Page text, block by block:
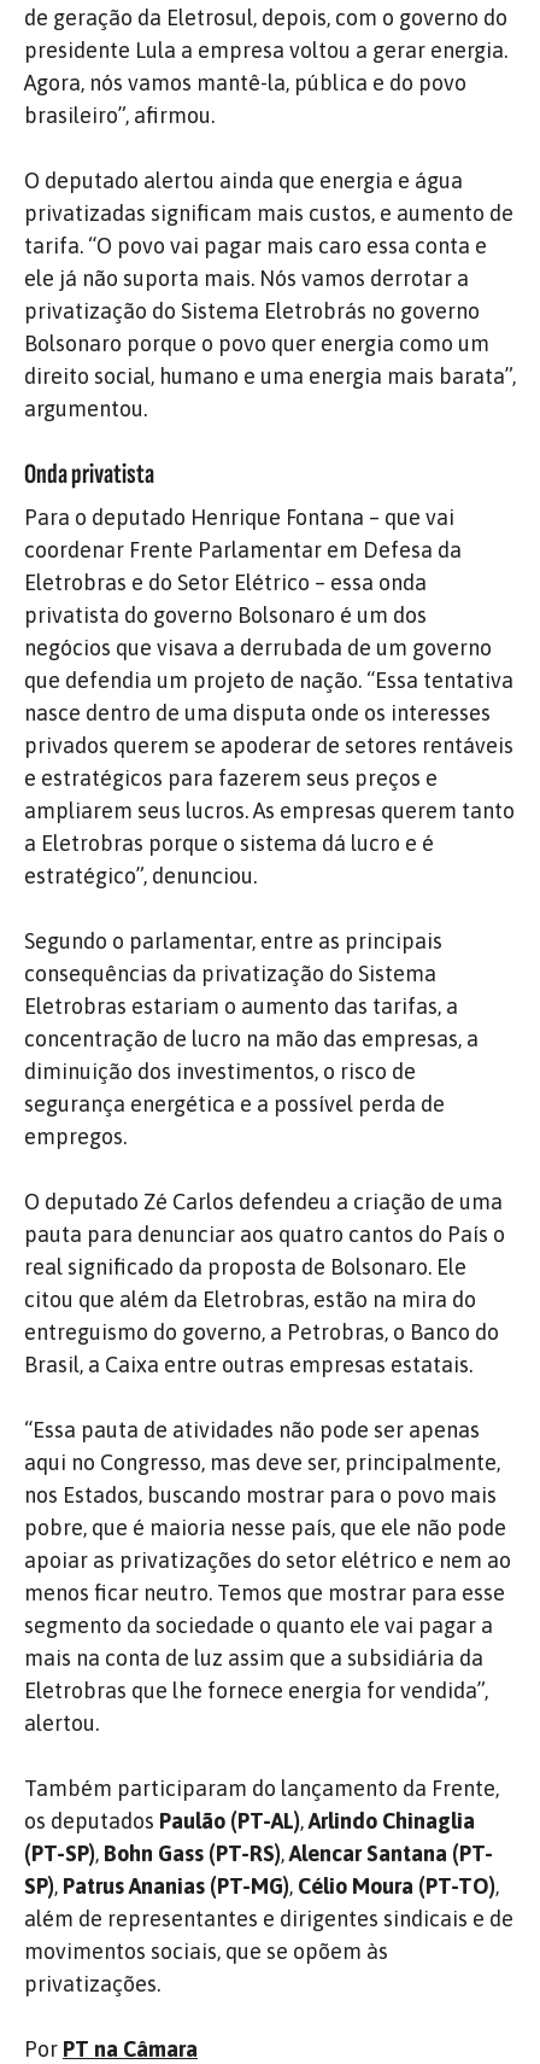
de geração da Eletrosul, depois, com o governo do
presidente Lula a empresa voltou a gerar energia.
Agora, nós vamos mantê-la, pública e do povo
brasileiro”, afirmou.
O deputado alertou ainda que energia e água
privatizadas significam mais custos, e aumento de
tarifa. “O povo vai pagar mais caro essa conta e
ele já não suporta mais. Nós vamos derrotar a
privatização do Sistema Eletrobrás no governo
Bolsonaro porque o povo quer energia como um
direito social, humano e uma energia mais barata”,
argumentou.
Onda privatista
Para o deputado Henrique Fontana – que vai
coordenar Frente Parlamentar em Defesa da
Eletrobras e do Setor Elétrico – essa onda
privatista do governo Bolsonaro é um dos
negócios que visava a derrubada de um governo
que defendia um projeto de nação. “Essa tentativa
nasce dentro de uma disputa onde os interesses
privados querem se apoderar de setores rentáveis
e estratégicos para fazerem seus preços e
ampliarem seus lucros. As empresas querem tanto
a Eletrobras porque o sistema dá lucro e é
estratégico”, denunciou.
Segundo o parlamentar, entre as principais
consequências da privatização do Sistema
Eletrobras estariam o aumento das tarifas, a
concentração de lucro na mão das empresas, a
diminuição dos investimentos, o risco de
segurança energética e a possível perda de
empregos.
O deputado Zé Carlos defendeu a criação de uma
pauta para denunciar aos quatro cantos do País o
real significado da proposta de Bolsonaro. Ele
citou que além da Eletrobras, estão na mira do
entreguismo do governo, a Petrobras, o Banco do
Brasil, a Caixa entre outras empresas estatais.
“Essa pauta de atividades não pode ser apenas
aqui no Congresso, mas deve ser, principalmente,
nos Estados, buscando mostrar para o povo mais
pobre, que é maioria nesse país, que ele não pode
apoiar as privatizações do setor elétrico e nem ao
menos ficar neutro. Temos que mostrar para esse
segmento da sociedade o quanto ele vai pagar a
mais na conta de luz assim que a subsidiária da
Eletrobras que lhe fornece energia for vendida”,
alertou.
Também participaram do lançamento da Frente,
os deputados Paulão (PT-AL),Arlindo Chinaglia
(PT-SP), Bohn Gass (PT-RS),Alencar Santana (PT-
SP), Patrus Ananias (PT-MG), Célio Moura (PT-TO),
além de representantes e dirigentes sindicais e de
movimentos sociais, que se opõem às
privatizações.
Por PT na Câmara